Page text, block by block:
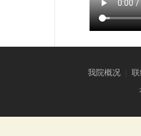
我院概况